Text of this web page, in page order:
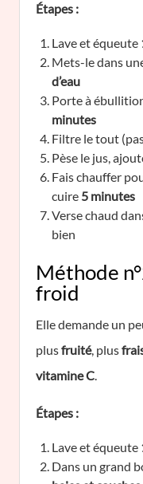
Étapes :
Lave et équeute
Mets-le dans
d’eau
Porte à
minutes
Filtre le tout
Pèse le jus,
Fais chauffer
cuire 5 minutes
Verse chaud
bien
Méthode
froid
Elle demande un
plusfruité, plus
vitamine C.
Étapes :
Lave et équeute
Dans un grand